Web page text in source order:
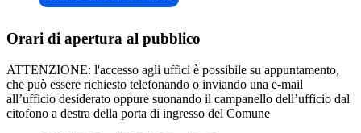
Orari di apertura al pubblico
ATTENZIONE: l'accesso agli uffici è possibile su appuntamento,
che può essere richiesto telefonando o inviando una e-mail
all’ufficio desiderato oppure suonando il campanello dell’ufficio dal
citofono a destra della porta di ingresso del Comune